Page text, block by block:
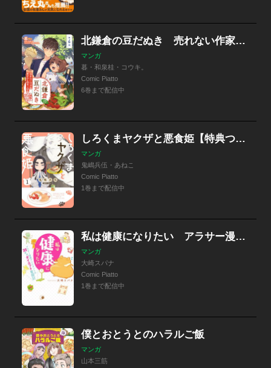
北鎌倉の豆だぬき 売れない作家とあやかし四季ごはん
マンガ
暮・和泉桂・コウキ。
Comic Piatto
6巻まで配信中
しろくまヤクザと悪食姫【特典つき】
マンガ
鬼嶋兵伍・あねこ
Comic Piatto
1巻まで配信中
私は健康になりたい アラサー漫画アシスタントの35キロダイエット奮闘記【単行本版】
マンガ
大崎スパナ
Comic Piatto
1巻まで配信中
僕とおとうとのハラルご飯
マンガ
山本三筋